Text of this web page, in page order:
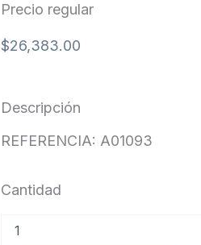
Precio regular
$26,383.00
Descripción
REFERENCIA: A01093
Cantidad
2.000